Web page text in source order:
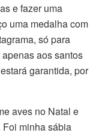
e fazer uma
uma medalha com
só para
aos santos
garantida, por
aves no Natal e
minha sábia